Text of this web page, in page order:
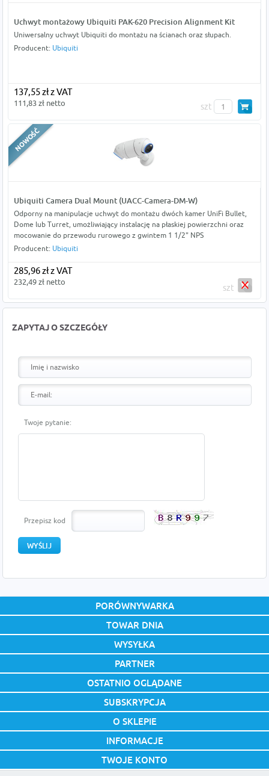
Uchwyt montażowy Ubiquiti PAK-620 Precision Alignment Kit
Uniwersalny uchwyt Ubiquiti do montażu na ścianach oraz słupach.
Producent: Ubiquiti
137,55 zł z VAT
111,83 zł netto szt
Ubiquiti Camera Dual Mount (UACC-Camera-DM-W)
Odporny na manipulacje uchwyt do montażu dwóch kamer UniFi Bullet,
Dome lub Turret, umożliwiający instalację na płaskiej powierzchni oraz
mocowanie do przewodu rurowego z gwintem 1 1/2" NPS
Producent: Ubiquiti
285,96 zł z VAT
232,49 zł netto
szt
ZAPYTAJ O SZCZEGÓŁY
Twoje pytanie:
Przepisz kod
PORÓWNYWARKA
TOWAR DNIA
WYSYŁKA
PARTNER
OSTATNIO OGLĄDANE
SUBSKRYPCJA
O SKLEPIE
INFORMACJE
TWOJE KONTO